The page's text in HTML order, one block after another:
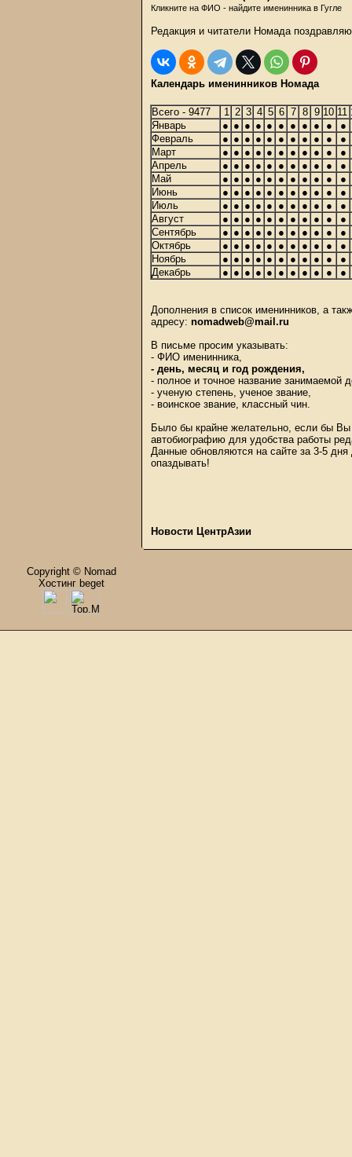
Кликните на ФИО - найдите именинника в Гугле
Редакция и читатели Номада
Календарь именинников Номада
Всего - 9477 1 2 3 4 5 6 7 8 9 10 11
Январь
● ● ● ● ● ● ● ● ● ●
●
Февраль
● ● ● ● ● ● ● ● ● ●
●
Март
● ● ● ● ● ● ● ● ● ●
●
Апрель
● ● ● ● ● ● ● ● ● ●
●
Май
● ● ● ● ● ● ● ● ● ●
●
Июнь
● ● ● ● ● ● ● ● ● ●
●
Июль
● ● ● ● ● ● ● ● ● ●
●
Август
● ● ● ● ● ● ● ● ● ●
●
Сентябрь
● ● ● ● ● ● ● ● ● ●
●
Октябрь
● ● ● ● ● ● ● ● ● ●
●
Ноябрь
● ● ● ● ● ● ● ● ● ●
●
Декабрь
● ● ● ● ● ● ● ● ● ● ●
Дополнения в список именинников, а
адресу: nomadweb@mail.ru
В письме просим указывать:
- ФИО именинника,
- день, месяц и год рождения,
- полное и точное название занимаемой
- ученую степень, ученое звание,
- воинское звание, классный чин.
Было бы крайне желательно, если бы
автобиографию для удобства работы
Данные обновляются на сайте за 3-5
опаздывать!
Новости ЦентрАзии
Copyright © Nomad
Хостинг beget